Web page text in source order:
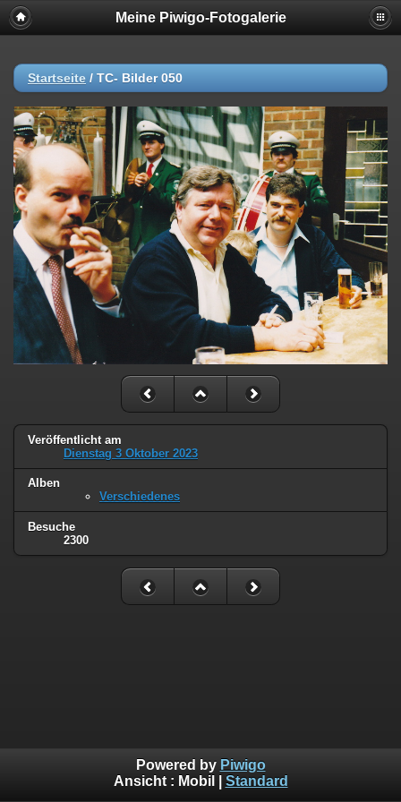
Meine Piwigo-Fotogalerie
Startseite / TC- Bilder 050
Veröffentlicht am
Dienstag 3 Oktober 2023
Alben
Verschiedenes
Besuche
2300
Powered by Piwigo
Ansicht : Mobil Standard